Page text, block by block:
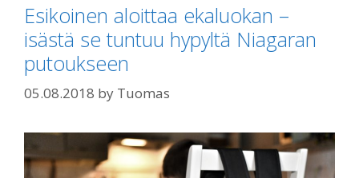
Esikoinen aloittaa ekaluokan –
isästä se tuntuu hypyltä Niagaran
putoukseen
05.08.2018 by Tuomas